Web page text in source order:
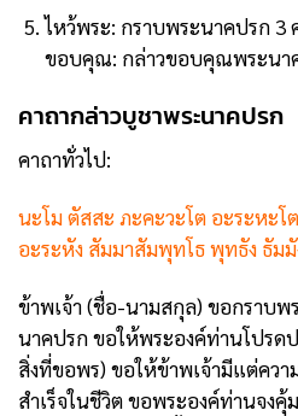
ไหว้พระ: กราบพระนาคปรก 3
ขอบคุณ: กล่าวขอบคุณพระนา
คาถากล่าวบูชาพระนาคปรก
คาถาทั่วไป:
นะโม ตัสสะ ภะคะวะโต อะระหะ
อะระหัง สัมมาสัมพุทโธ พุทธัง ธัม
ข้าพเจ้า (ชื่อ-นามสกุล) ขอกราบพ
นาคปรก ขอให้พระองค์ท่านโปรด
สิ่งที่ขอพร) ขอให้ข้าพเจ้ามีแต่คว
สำเร็จในชีวิต ขอพระองค์ท่านจง